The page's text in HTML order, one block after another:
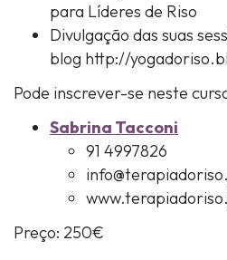
para Líderes de Riso
Divulgação das suas
blog http://
Pode inscrever-se neste
Sabrina Tacconi
91 4997826
Preço: 250€